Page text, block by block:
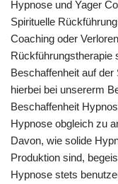
Hypnose und Yager
Spirituelle
Coaching oder
Rückführungstherapie
Beschaffenheit auf
hierbei bei unsererm
Beschaffenheit
Hypnose obgleich zu
Davon, wie solide
Produktion sind,
Hypnose stets